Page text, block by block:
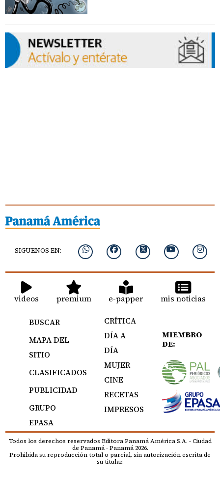
SIGUENOS EN:
videos premium e-papper mis noticias
BUSCAR
MAPA DEL
SITIO
CLASIFICADOS
PUBLICIDAD
GRUPO
EPASA
CRÍTICA
DÍA A
DÍA
MUJER
CINE
RECETAS
IMPRESOS
MIEMBRO
DE:
Todos los derechos reservados Editora Panamá América S.A. - Ciudad
de Panamá - Panamá 2026.
Prohibida su reproducción total o parcial, sin autorización escrita de
su titular.